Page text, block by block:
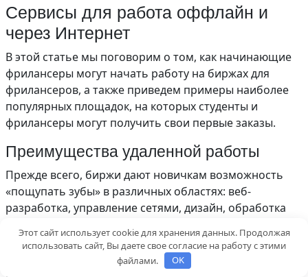
Сервисы для работа оффлайн и
через Интернет
В этой статье мы поговорим о том, как начинающие
фрилансеры могут начать работу на биржах для
фрилансеров, а также приведем примеры наиболее
популярных площадок, на которых студенты и
фрилансеры могут получить свои первые заказы.
Преимущества удаленной работы
Прежде всего, биржи дают новичкам возможность
«пощупать зубы» в различных областях: веб-
разработка, управление сетями, дизайн, обработка
изучающие общие специальности, такие как
интернет-реклама и копирайтинг, также смогут найти
работу. И вы можете немного подзаработать –
Этот сайт использует cookie для хранения данных. Продолжая
использовать сайт, Вы даете свое согласие на работу с этими
файлами.
OK